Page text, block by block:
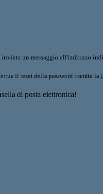
inviato un messaggio all'indirizzo
il reset della password tramite la
di posta elettronica!